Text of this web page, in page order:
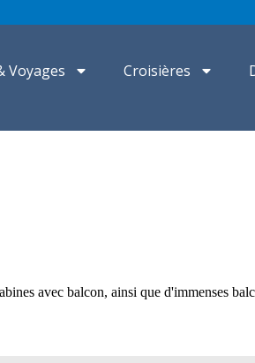
Voyages Croisières
avec balcon, ainsi que d'immenses